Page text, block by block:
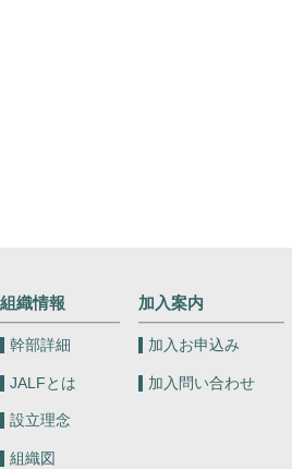
組織情報
幹部詳細
JALFとは
設立理念
組織図
加入案内
加入お申込み
加入問い合わせ